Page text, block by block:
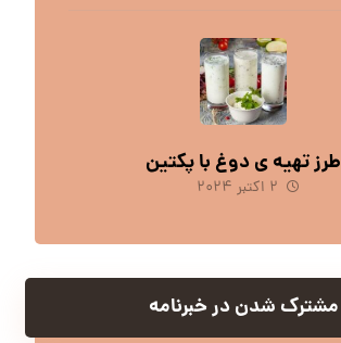
طرز تهیه ی دوغ با پکتین
۲ اکتبر ۲۰۲۴
مشترک شدن در خبرنامه